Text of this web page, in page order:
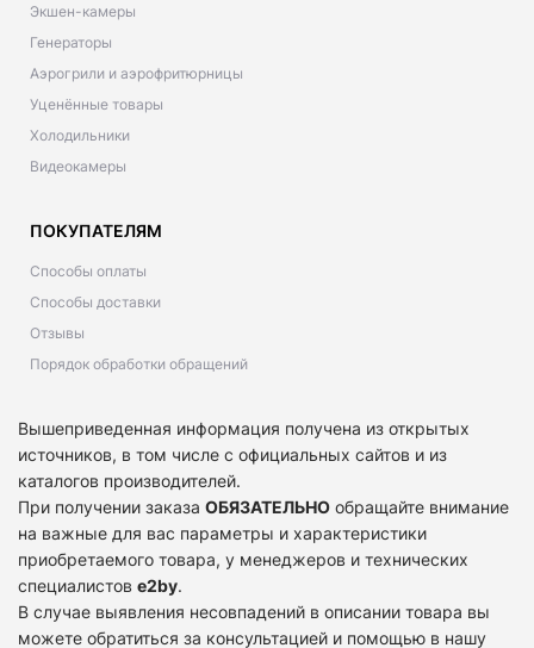
Экшен-камеры
Генераторы
Аэрогрили и аэрофритюрницы
Уценённые товары
Холодильники
Видеокамеры
ПОКУПАТЕЛЯМ
Способы оплаты
Способы доставки
Отзывы
Порядок обработки обращений
Вышеприведенная информация получена из открытых
источников, в том числе с официальных сайтов и из
каталогов производителей.
При получении заказа ОБЯЗАТЕЛЬНО обращайте внимание
на важные для вас параметры и характеристики
приобретаемого товара, у менеджеров и технических
специалистов e2by.
В случае выявления несовпадений в описании товара вы
можете обратиться за консультацией и помощью в нашу